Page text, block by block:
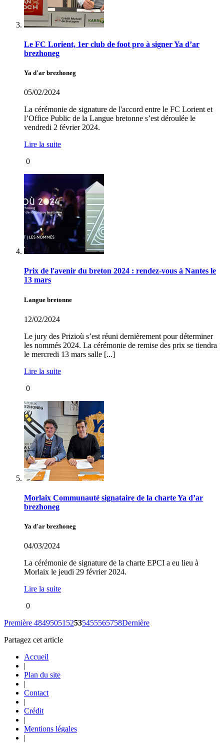
Le FC Lorient, 1er club de foot pro à signer Ya d’ar
brezhoneg
Ya d'ar brezhoneg
05/02/2024
La cérémonie de signature de l'accord entre le FC Lorient et
l’Office Public de la Langue bretonne s’est déroulée le
vendredi 2 février 2024.
Lire la suite
0
Prix de l'avenir du breton 2024 : rendez-vous à Nantes le
13 mars
Langue bretonne
12/02/2024
Le jury des Prizioù s’est réuni dernièrement pour déterminer
les nommés 2024. La cérémonie de remise des prix se tiendra
le mercredi 13 mars salle [...]
Lire la suite
0
Morlaix Communauté signataire de la charte Ya d’ar
brezhoneg
Ya d'ar brezhoneg
04/03/2024
La cérémonie de signature de la charte EPCI a eu lieu à
Morlaix le jeudi 29 février 2024.
Lire la suite
0
Première 4849505152535455565758Dernière
Partagez cet article
Accueil
|
Plan du site
|
Contact
|
Crédit
|
Mentions légales
|